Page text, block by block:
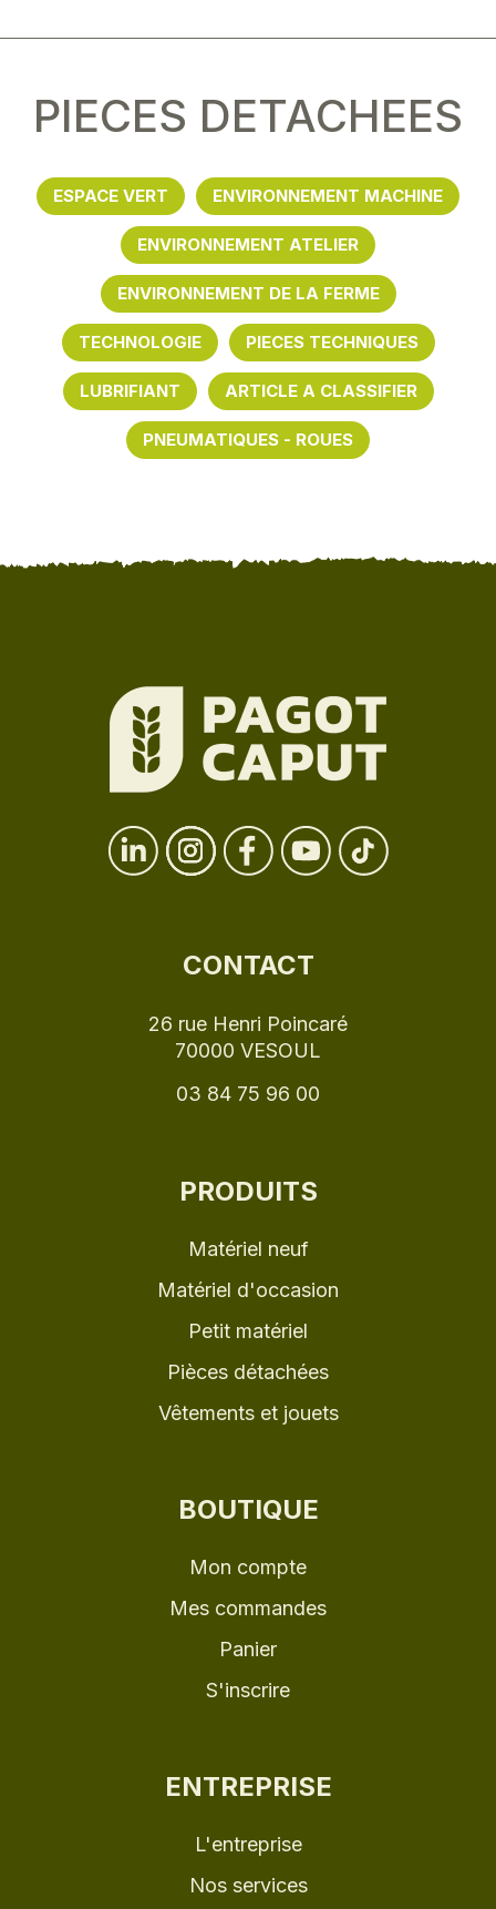
PIECES DETACHEES
ESPACE VERT ENVIRONNEMENT MACHINE
ENVIRONNEMENT ATELIER
ENVIRONNEMENT DE LA FERME
TECHNOLOGIE PIECES TECHNIQUES
LUBRIFIANT ARTICLE A CLASSIFIER
PNEUMATIQUES - ROUES
CONTACT
26 rue Henri Poincaré
70000 VESOUL
03 84 75 96 00
PRODUITS
Matériel neuf
Matériel d'occasion
Petit matériel
Pièces détachées
Vêtements et jouets
BOUTIQUE
Mon compte
Mes commandes
Panier
S'inscrire
ENTREPRISE
L'entreprise
Nos services